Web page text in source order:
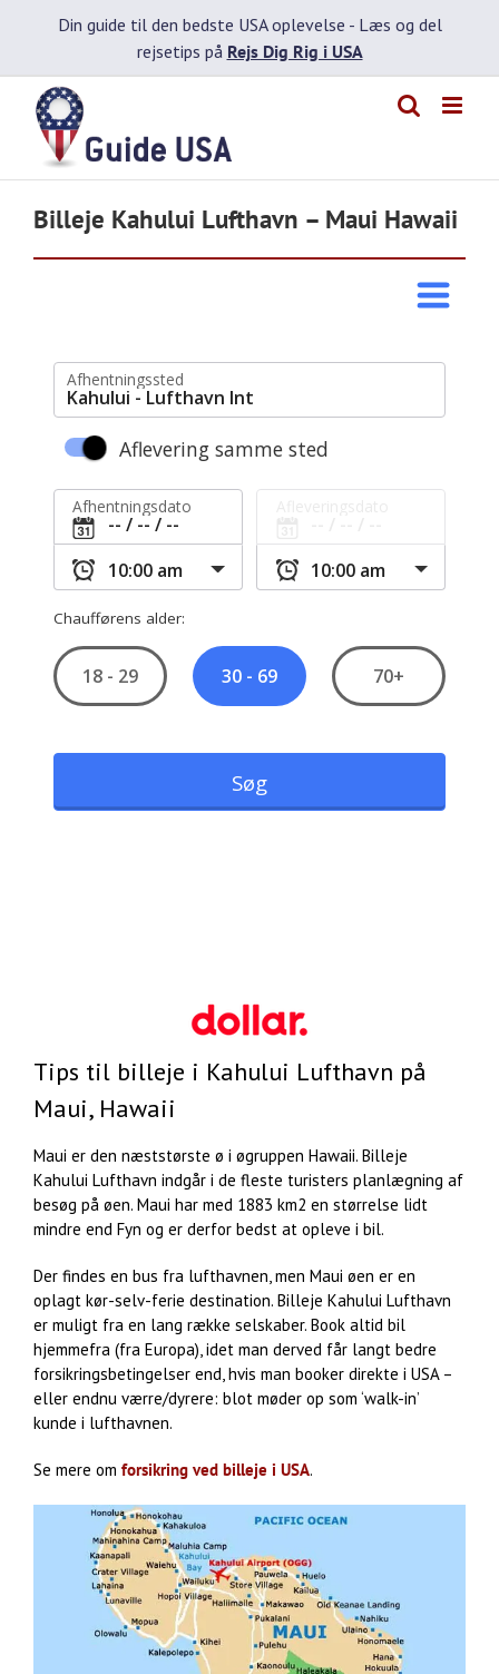
Din guide til den bedste USA oplevelse - Læs og del
rejsetips på Rejs Dig Rig i USA
Billeje Kahului Lufthavn – Maui Hawaii
Tips til billeje i Kahului Lufthavn på
Maui, Hawaii
Maui er den næststørste ø i øgruppen Hawaii. Billeje
Kahului Lufthavn indgår i de fleste turisters planlægning af
besøg på øen. Maui har med 1883 km2 en størrelse lidt
mindre end Fyn og er derfor bedst at opleve i bil.
Der findes en bus fra lufthavnen, men Maui øen er en
oplagt kør-selv-ferie destination. Billeje Kahului Lufthavn
er muligt fra en lang række selskaber. Book altid bil
hjemmefra (fra Europa), idet man derved får langt bedre
forsikringsbetingelser end, hvis man booker direkte i USA –
eller endnu værre/dyrere: blot møder op som ‘walk-in’
kunde i lufthavnen.
Se mere om forsikring ved billeje i USA.